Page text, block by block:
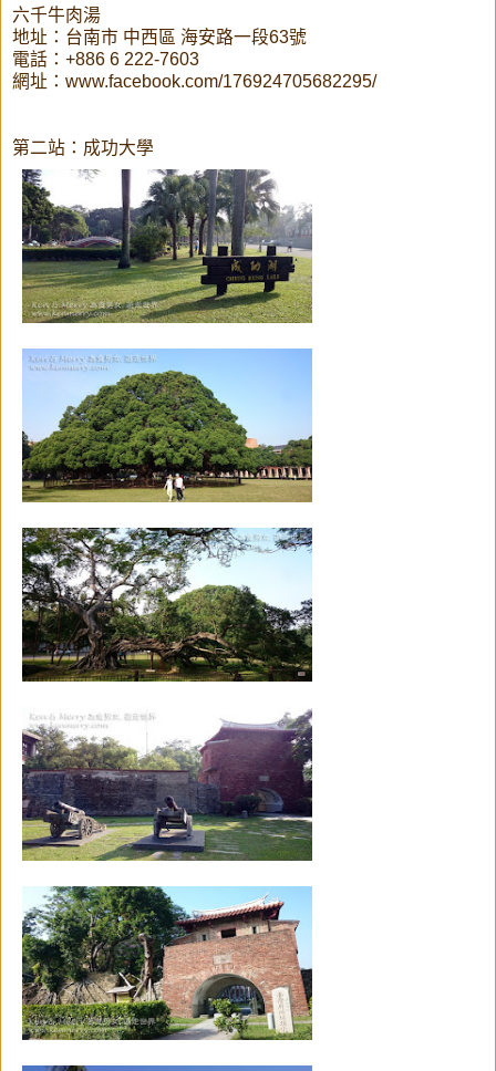
六千牛肉湯
地址：台南市 中西區 海安路一段63號
電話：+886 6 222-7603
網址：www.facebook.com/176924705682295/
第二站：成功大學